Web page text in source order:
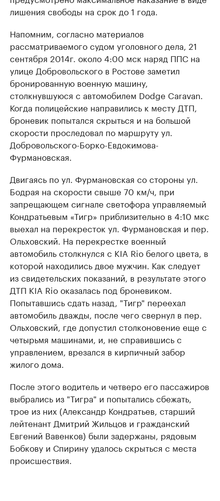
лишения свободы на срок до 1 года.
Напомним, согласно материалов
рассматриваемого судом уголовного дела, 21
сентября 2014г. около 4:00 мск наряд ППС на
улице Добровольского в Ростове заметил
бронированную военную машину,
столкнувшуюся с автомобилем Dodge Caravan.
Когда полицейские направились к месту ДТП,
броневик попытался скрыться и на большой
скорости проследовал по маршруту ул.
Добровольского-Борко-Евдокимова-
Фурмановская.
Двигаясь по ул. Фурмановская со стороны ул.
Бодрая на скорости свыше 70 км/ч, при
запрещающем сигнале светофора управляемый
Кондратьевым «Тигр» приблизительно в 4:10 мкс
выехал на перекресток ул. Фурмановская и пер.
Ольховский. На перекрестке военный
автомобиль столкнулся с KIA Rio белого цвета, в
которой находились двое мужчин. Как следует
из свидетельских показаний, в результате этого
ДТП KIA Rio оказалась под броневиком.
Попытавшись сдать назад, "Тигр" переехал
автомобиль дважды, после чего свернул в пер.
Ольховский, где допустил столконовение еще с
четырьмя машинами, и, не справившись с
управлением, врезался в кирпичный забор
жилого дома.
После этого водитель и четверо его пассажиров
выбрались из "Тигра" и попытались сбежать,
трое из них (Александр Кондратьев, старший
лейтенант Дмитрий Жильцов и гражданский
Евгений Вавенков) были задержаны, рядовым
Бобкову и Спирину удалось скрыться с места
происшествия.